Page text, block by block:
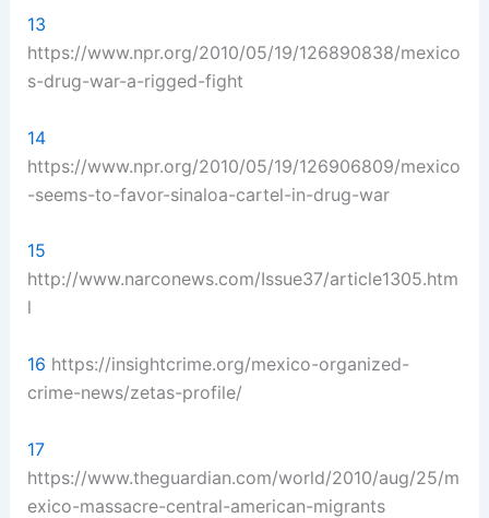
13
https://www.npr.org/2010/05/19/126890838/mexico
s-drug-war-a-rigged-fight
14
https://www.npr.org/2010/05/19/126906809/mexico
-seems-to-favor-sinaloa-cartel-in-drug-war
15
http://www.narconews.com/Issue37/article1305.htm
l
16 https://insightcrime.org/mexico-organized-
crime-news/zetas-profile/
17
https://www.theguardian.com/world/2010/aug/25/m
exico-massacre-central-american-migrants